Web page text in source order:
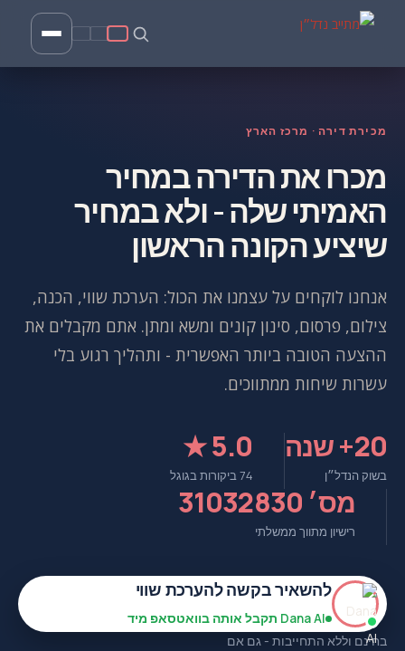
מכירת דירה · מרכז הארץ
מכרו את הדירה במחיר
האמיתי שלה - ולא במחיר
שיציע הקונה הראשון
אנחנו לוקחים על עצמנו את הכול: הערכת שווי, הכנה,
צילום, פרסום, סינון קונים ומשא ומתן. אתם מקבלים את
ההצעה הטובה ביותר האפשרית - ותהליך רגוע בלי
עשרות שיחות ממתווכים.
20+ שנה
בשוק הנדל״ן
5.0 ★
74 ביקורות בגוגל
מס׳ 31032830
רישיון מתווך ממשלתי
להשאיר בקשה להערכת שווי
Dana AI תקבל אותה בוואטסאפ מיד
בחינם וללא התחייבות - גם אם